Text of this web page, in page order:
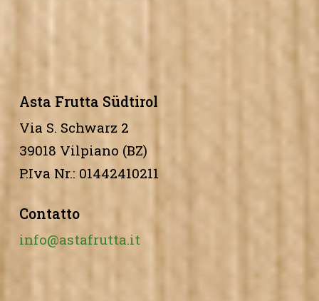
Asta Frutta Südtirol
Via S. Schwarz 2
39018 Vilpiano (BZ)
P.Iva Nr.: 01442410211
Contatto
info@astafrutta.it